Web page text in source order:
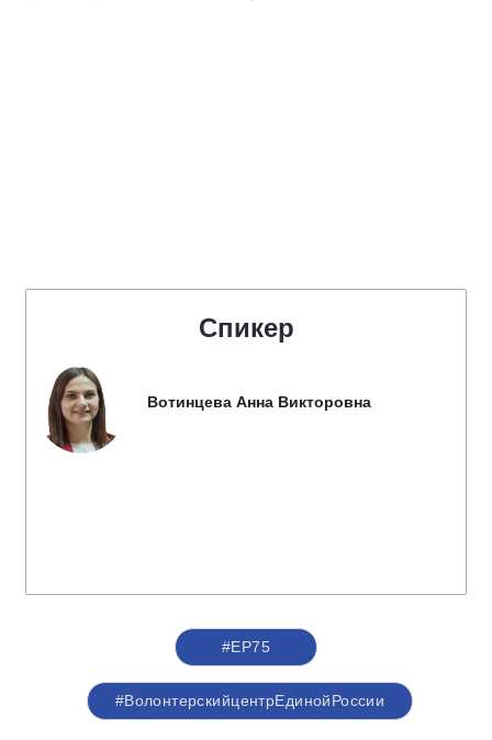
Спикер
Вотинцева Анна Викторовна
#ЕР75
#ВолонтерскийцентрЕдинойРоссии